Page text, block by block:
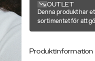
OUTLET
Denna produkt har
sortimentet för att
Produktinformation